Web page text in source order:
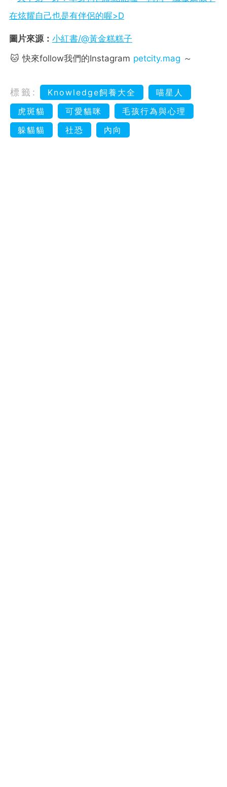
在炫耀自己也是有伴侶的喔>D
圖片來源： 小紅書/@黃金糕糕子
🐱 快來follow我們的Instagram petcity.mag ～
標籤: Knowledge飼養大全
喵星人
虎斑貓
可愛貓咪
毛孩行為與心理
躲貓貓
社恐 內向